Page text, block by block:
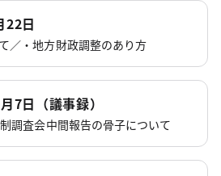
22日
／・地方財政調整のあり方
7日（議事録）
調査会中間報告の骨子について